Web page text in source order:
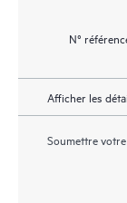
N°
Afficher les
Soumettre